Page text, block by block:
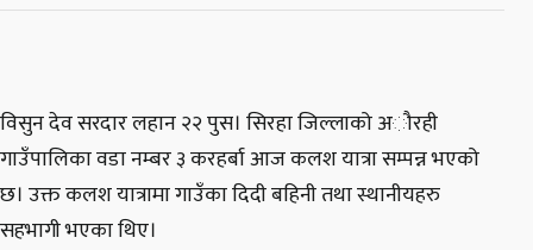
विसुन देव सरदार लहान २२ पुस। सिरहा जिल्लाको अौरही
गाउँपालिका वडा नम्बर ३ करहर्बा आज कलश यात्रा सम्पन्न भएको
छ। उक्त कलश यात्रामा गाउँका दिदी बहिनी तथा स्थानीयहरु
सहभागी भएका थिए।